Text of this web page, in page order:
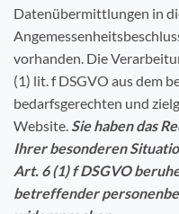
Datenübermittlungen in
vorhanden. Die
(1) lit. f DSGVO aus dem
bedarfsgerechten und
Website. Sie haben das
Ihrer besonderen
Art. 6 (1) f DSGVO
betreffender